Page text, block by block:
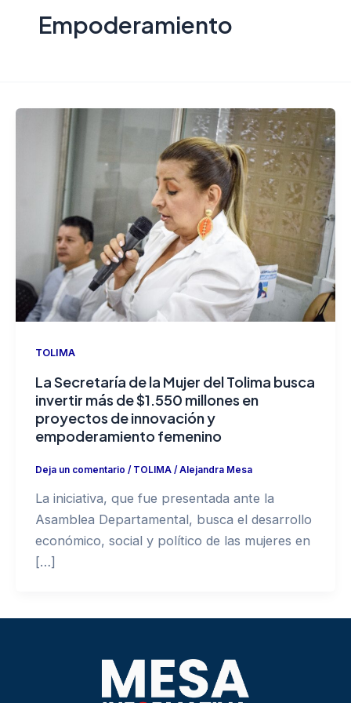
Empoderamiento
TOLIMA
La Secretaría de la Mujer del Tolima busca
invertir más de $1.550 millones en
proyectos de innovación y
empoderamiento femenino
Deja un comentario / TOLIMA/Alejandra Mesa
La iniciativa, que fue presentada ante la
Asamblea Departamental, busca el desarrollo
económico, social y político de las mujeres en
[…]